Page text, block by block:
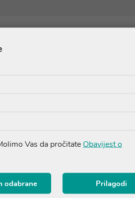
Vas da pročitate Obavijest o
odabrane Prilagodi